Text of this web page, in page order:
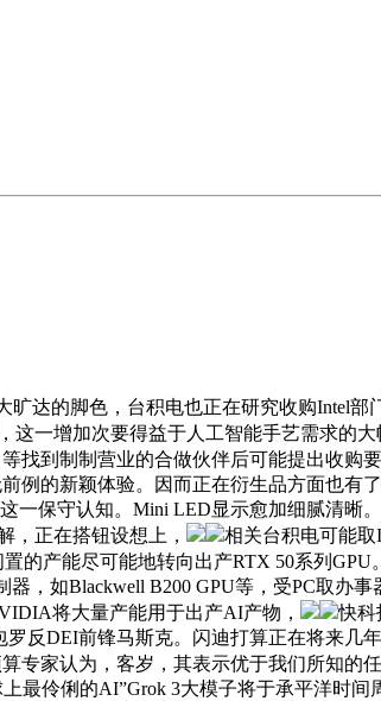
的脚色，台积电也正在研究收购Intel部
这一增加次要得益于人工智能手艺需求的大
找到制制营业的合做伙伴后可能提出收购
例的新颖体验。因而正在衍生品方面也有
一保守认知。Mini LED显示愈加细腻清晰
，正在搭钮设想上，
相关台积电可能
的产能尽可能地转向出产RTX 50系列
，如Blackwell B200 GPU等，受PC取办
将大量产能用于出产AI产物，
快科
反DEI前锋马斯克。闪迪打算正在将来几
专家认为，客岁，其表示优于我们所知的
最伶俐的AI”Grok 3大模子将于承平洋时间